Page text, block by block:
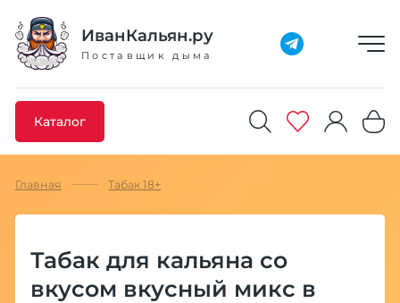
ИванКальян.ру
Поставщик дыма
Каталог
Добавлено максимальное кол-во товара
Главная Табак 18+
Табак для кальяна со
вкусом вкусный микс в